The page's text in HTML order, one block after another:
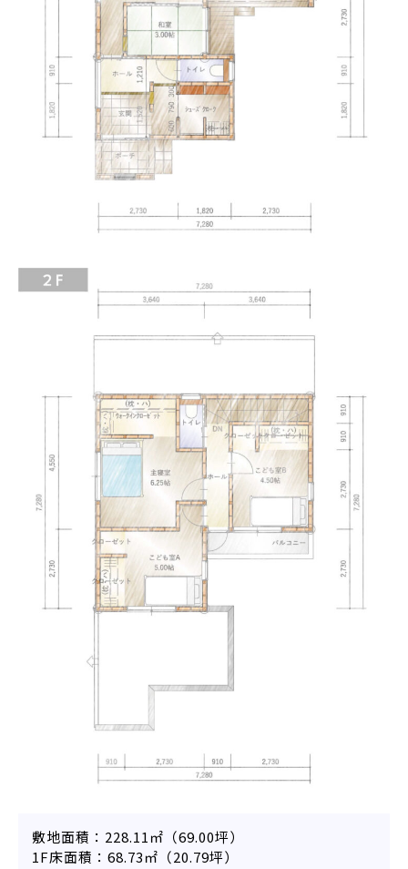
敷地面積：228.11㎡（69.00坪）
1F床面積：68.73㎡（20.79坪）